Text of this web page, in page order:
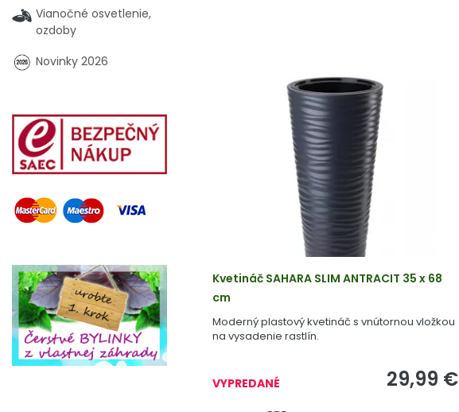
Kvetináč SAHARA SLIM ANTRACIT 35 x 68
cm
Moderný plastový kvetináč s vnútornou vložkou
na vysadenie rastlín.
VYPREDANÉ 29,99 €
Vianočné osvetlenie,
ozdoby
Novinky 2026